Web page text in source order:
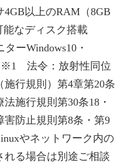
以上のRAM（8GB
能なディスク搭載
ーWindows10・
法令：放射性同位
行規則）第4章第20条
施行規則第30条18・
害防止規則第8条・第9
やネットワーク内の
る場合は別途ご相談